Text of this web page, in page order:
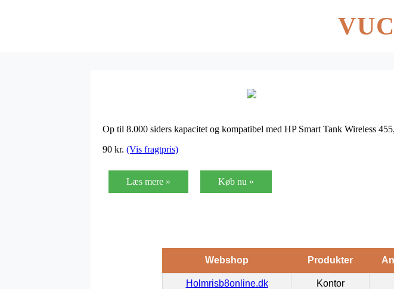
Op til 8.000 siders kapacitet og kompatibel med HP Smart Tank Wireless
90 kr. (Vis fragtpris)
Læs mere » Køb nu »
Webshop Produkter
Holmrisb8online.dk Kontor